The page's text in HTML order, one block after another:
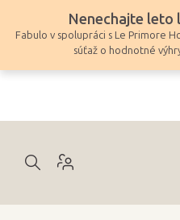
obsah
Nenechajte leto
Fabulo v spolupráci s Le Primore
súťaž o hodnotné